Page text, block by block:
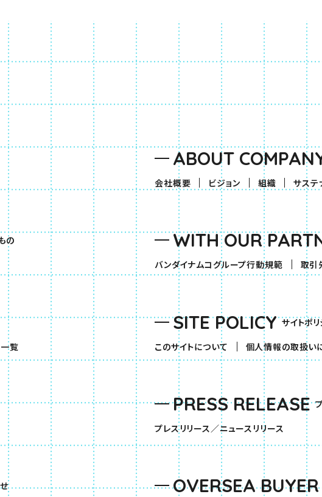
の
覧（別ウィンドウで開きます）
）
ABOUT
会社概要
ビジョン 組織 サステ
WITH OUR
バンダイナムコグループ行動規範
取引
SITE POLICY サイトポ
このサイトについて
個人情報の取扱い
PRESS RELEASE
プレスリリース／ニュースリリース
OVERSEA BUYER